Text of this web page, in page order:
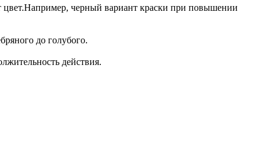
цвет.Например, черный вариант краски при повышении
до голубого.
действия.